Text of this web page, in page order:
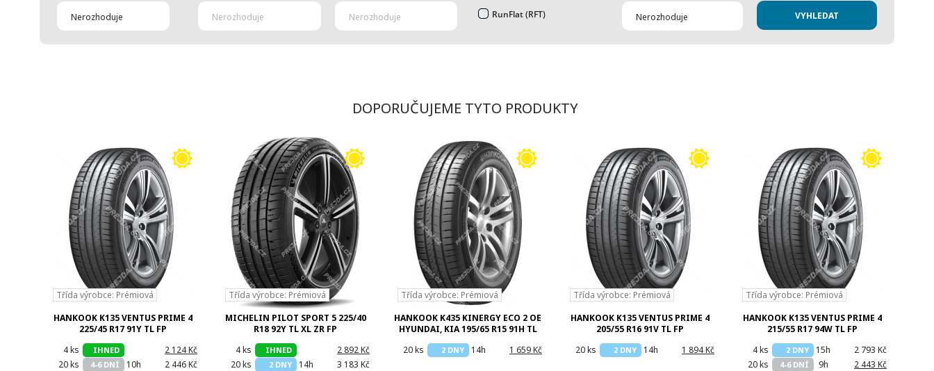
Nerozhoduje Nerozhoduje Nerozhoduje RunFlat (RFT) Nerozhoduje
DOPORUČUJEME TYTO PRODUKTY
Třída výrobce: Prémiová
HANKOOK K135 VENTUS PRIME 4
225/45 R17 91Y TL FP
2 124 Kč
IHNED
4 ks
2 446 Kč
10h
4-6 DNÍ
20 ks
Třída výrobce: Prémiová
MICHELIN PILOT SPORT 5 225/40
R18 92Y TL XL ZR FP
2 892 Kč
IHNED
4 ks
3 183 Kč
14h
2 DNY
20 ks
Třída výrobce: Prémiová
HANKOOK K435 KINERGY ECO 2 OE
HYUNDAI, KIA 195/65 R15 91H TL
1 659 Kč
14h
2 DNY
20 ks
Třída výrobce: Prémiová
HANKOOK K135 VENTUS PRIME 4
205/55 R16 91V TL FP
1 894 Kč
14h
2 DNY
20 ks
Třída výrobce: Prémiová
HANKOOK K135 VENTUS PRIME 4
215/55 R17 94W TL FP
2 793 Kč
15h
2 DNY
4 ks
2 443 Kč
9h
4-6 DNÍ
20 ks